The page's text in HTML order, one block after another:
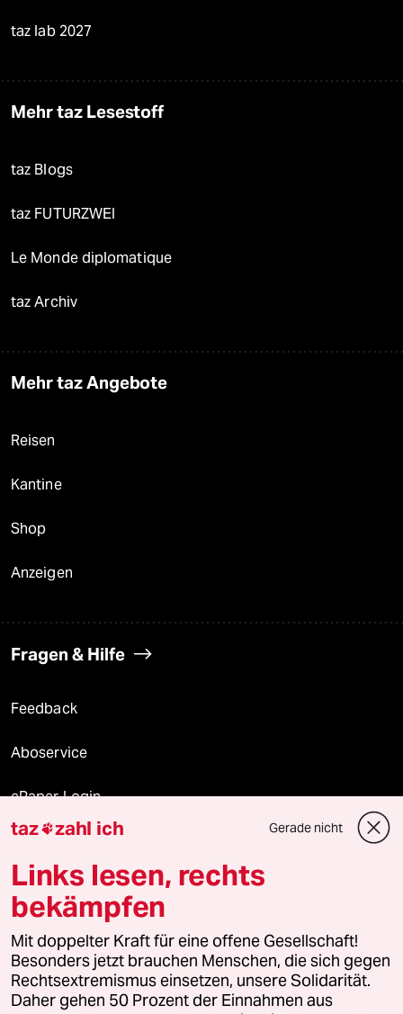
taz lab 2027
Mehr taz Lesestoff
taz Blogs
taz FUTURZWEI
Le Monde diplomatique
taz Archiv
Mehr taz Angebote
Reisen
Kantine
Shop
Anzeigen
Fragen & Hilfe
Feedback
Aboservice
ePaper Login
Downloads für Abonnierende
© 2026 taz Verlags und Vertriebs GmbH
Alle Rechte vorbehalten. Bei rechtlichen Fragen oder für Genehmigungen
wenden Sie sich bitte an
lizenzen@taz.de
Feedback Redaktionsstatut Kommune-Richtlinien
taz zahl ich Gerade nicht
Links lesen, rechts
bekämpfen
Mit doppelter Kraft für eine offene Gesellschaft!
Besonders jetzt brauchen Menschen, die sich gegen
Rechtsextremismus einsetzen, unsere Solidarität.
Daher gehen 50 Prozent der Einnahmen aus